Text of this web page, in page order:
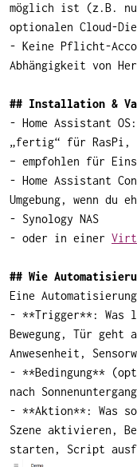
möglich ist (z.B.
optionalen Cloud-
- Keine Pflicht-
Abhängigkeit von
## Installation &
- Home Assistant
„fertig“ für RasPi,
– empfohlen für
- Home Assistant
Umgebung, wenn
- Synology NAS
- oder in einer
## Wie
Eine
- **Trigger**: Was
Bewegung, Tür geht
Anwesenheit,
- **Bedingung**
nach
- **Aktion**: Was
Szene aktivieren,
starten, Script